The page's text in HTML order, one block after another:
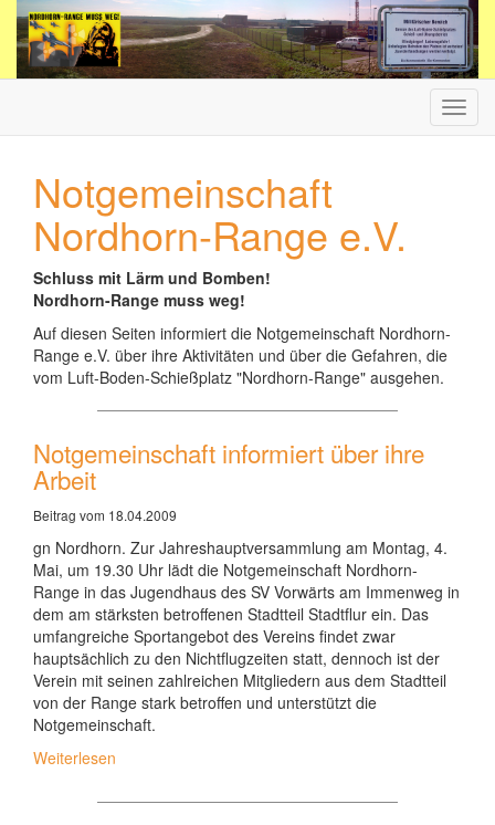
ein-/
Notgemeinschaft
Nordhorn-Range e.V.
Schluss mit Lärm und Bomben!
Nordhorn-Range muss weg!
Auf diesen Seiten informiert die Notgemeinschaft Nordhorn-
Range e.V. über ihre Aktivitäten und über die Gefahren, die
vom Luft-Boden-Schießplatz "Nordhorn-Range" ausgehen.
Notgemeinschaft informiert über ihre
Arbeit
Beitrag vom 18.04.2009
gn Nordhorn. Zur Jahreshauptversammlung am Montag, 4.
Mai, um 19.30 Uhr lädt die Notgemeinschaft Nordhorn-
Range in das Jugendhaus des SV Vorwärts am Immenweg in
dem am stärksten betroffenen Stadtteil Stadtflur ein. Das
umfangreiche Sportangebot des Vereins findet zwar
hauptsächlich zu den Nichtflugzeiten statt, dennoch ist der
Verein mit seinen zahlreichen Mitgliedern aus dem Stadtteil
von der Range stark betroffen und unterstützt die
Notgemeinschaft.
Weiterlesen